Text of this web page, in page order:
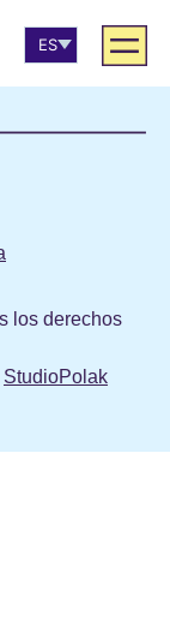
ES
los derechos
StudioPolak